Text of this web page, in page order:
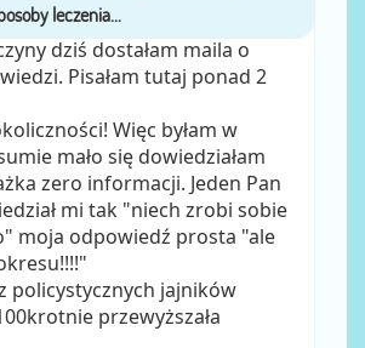
dziś dostałam maila o
Pisałam tutaj ponad 2
Więc byłam w
mało się dowiedziałam
zero informacji. Jeden Pan
mi tak "niech zrobi sobie
moja odpowiedź prosta "ale
policystycznych jajników
przewyższała